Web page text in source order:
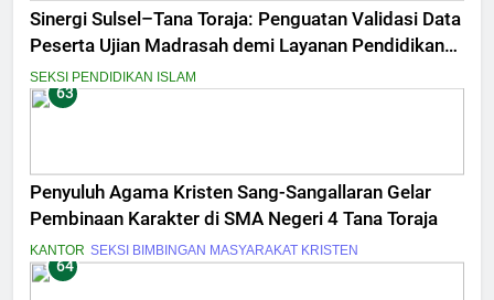
Sinergi Sulsel–Tana Toraja: Penguatan Validasi Data
Peserta Ujian Madrasah demi Layanan Pendidikan
Berkualitas
SEKSI PENDIDIKAN ISLAM
63
Penyuluh Agama Kristen Sang-Sangallaran Gelar
Pembinaan Karakter di SMA Negeri 4 Tana Toraja
KANTOR SEKSI BIMBINGAN MASYARAKAT KRISTEN
64